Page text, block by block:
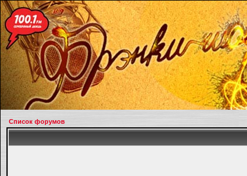
Список форумов